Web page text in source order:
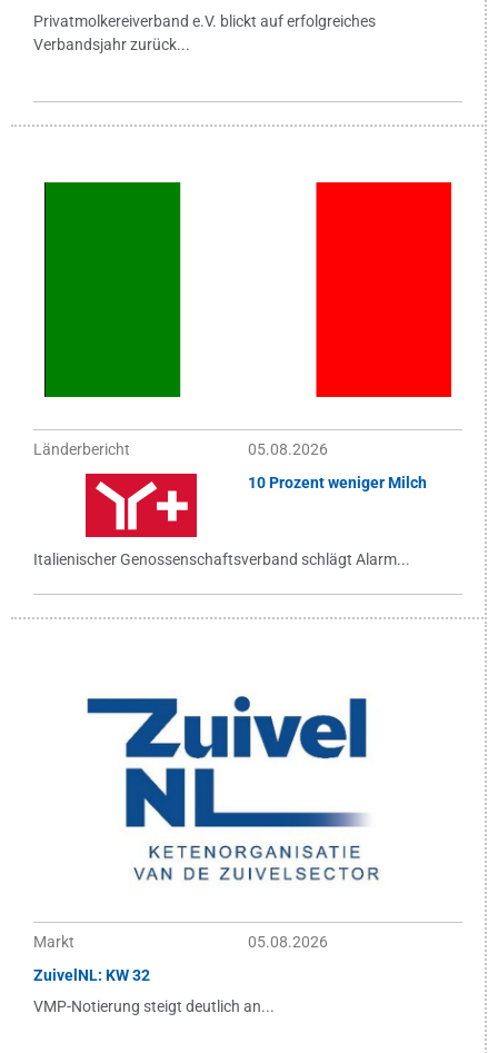
Privatmolkereiverband e.V. blickt auf erfolgreiches
Verbandsjahr zurück...
Länderbericht
05.08.2026
10 Prozent weniger Milch
Italienischer Genossenschaftsverband schlägt Alarm...
Markt
05.08.2026
ZuivelNL: KW 32
VMP-Notierung steigt deutlich an...